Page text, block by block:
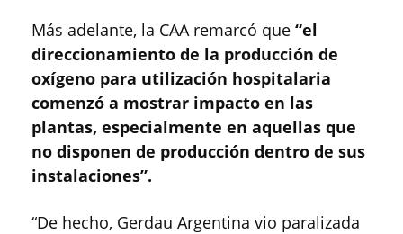
Más adelante, la CAA remarcó que “el
direccionamiento de la producción de
oxígeno para utilización hospitalaria
comenzó a mostrar impacto en las
plantas, especialmente en aquellas que
no disponen de producción dentro de sus
instalaciones”.
“De hecho, Gerdau Argentina vio paralizada